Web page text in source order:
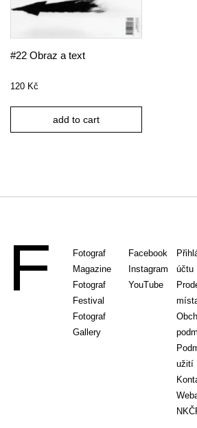
#22 Obraz a text
120 Kč
add to cart
Fotograf
Magazine
Fotograf
Festival
Fotograf
Gallery
Facebook
Instagram
YouTube
účtu
užití